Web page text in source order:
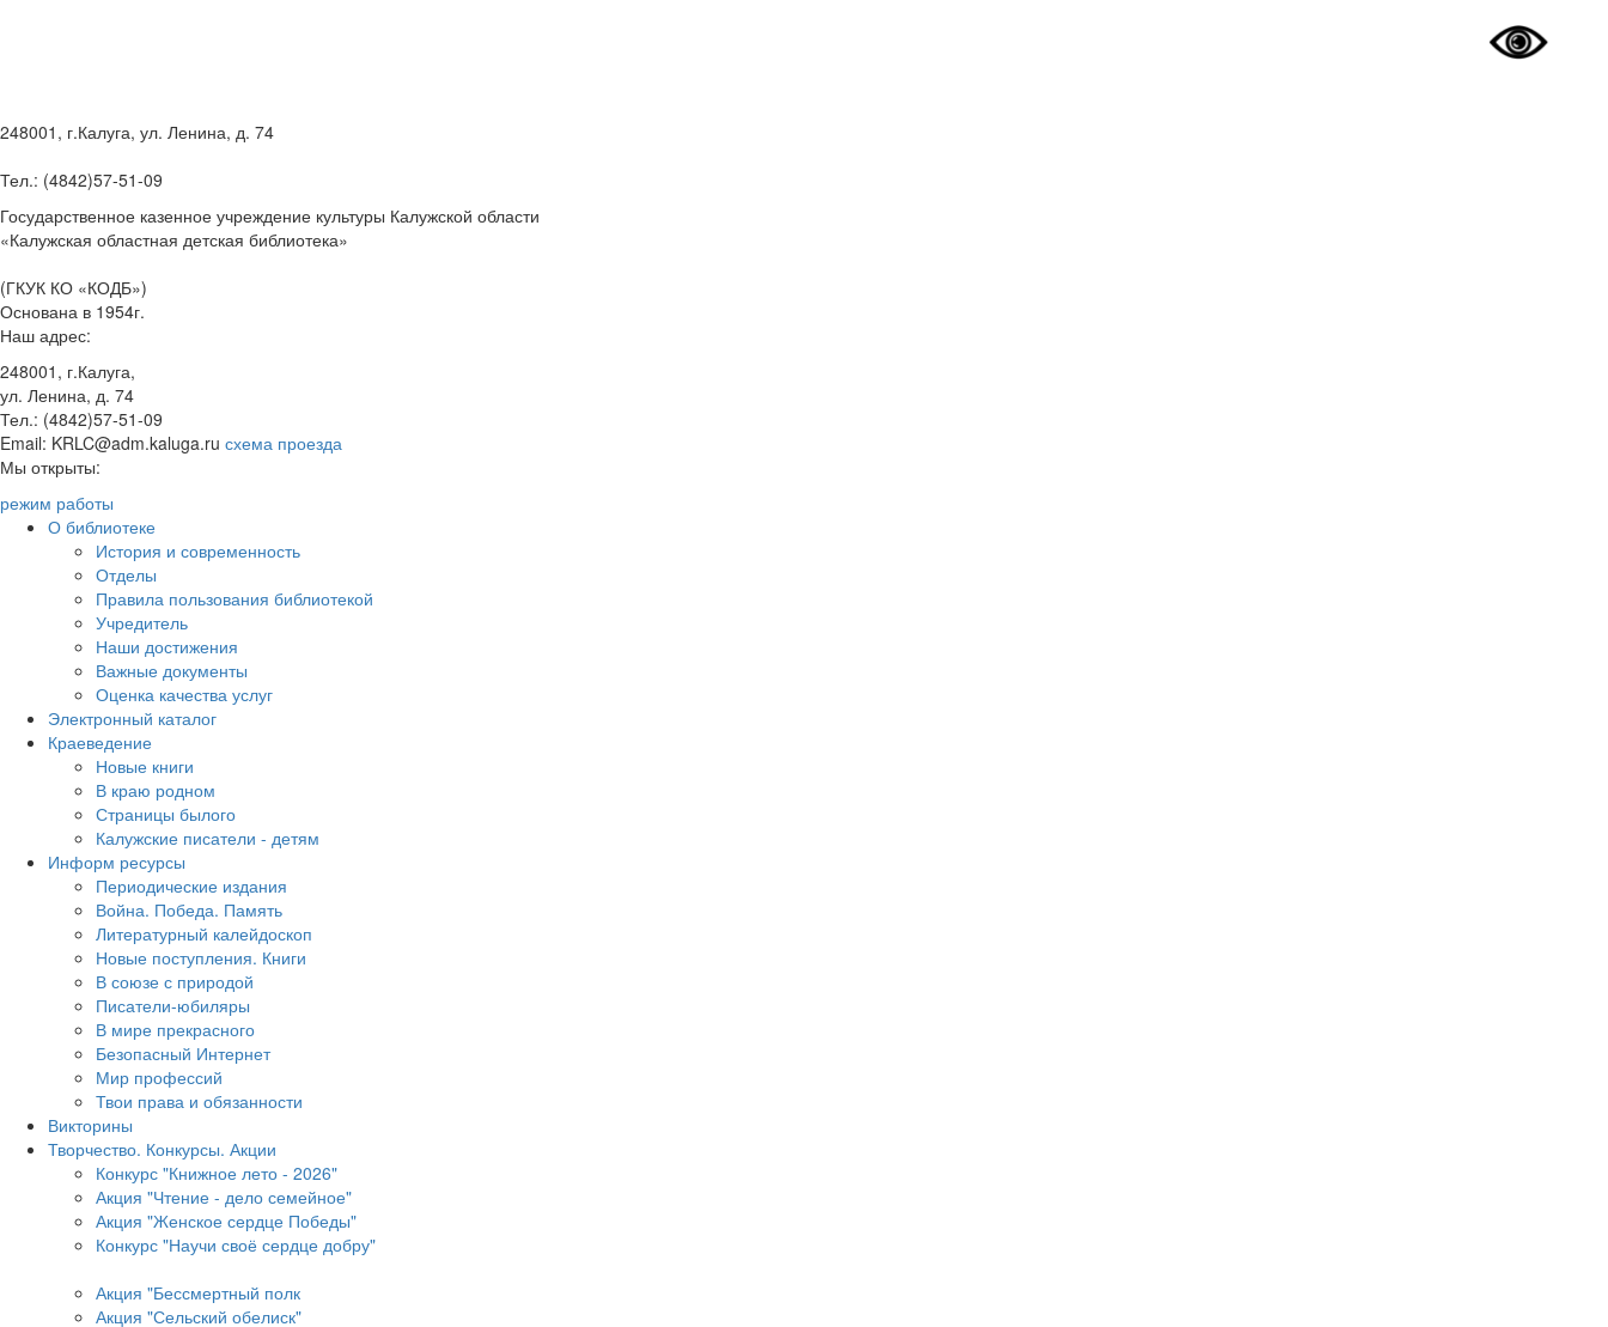
248001, г.Калуга, ул. Ленина, д. 74
Тел.: (4842)57-51-09
Государственное казенное учреждение культуры Калужской области
«Калужская областная детская библиотека»
(ГКУК КО «КОДБ»)
Основана в 1954г.
Наш адрес:
248001, г.Калуга,
ул. Ленина, д. 74
Тел.: (4842)57-51-09
Email: KRLC@adm.kaluga.ru схема проезда
Мы открыты:
режим работы
О библиотеке
История и современность
Отделы
Правила пользования библиотекой
Учредитель
Наши достижения
Важные документы
Оценка качества услуг
Электронный каталог
Краеведение
Новые книги
В краю родном
Страницы былого
Калужские писатели - детям
Информ ресурсы
Периодические издания
Война. Победа. Память
Литературный калейдоскоп
Новые поступления. Книги
В союзе с природой
Писатели-юбиляры
В мире прекрасного
Безопасный Интернет
Мир профессий
Твои права и обязанности
Викторины
Творчество. Конкурсы. Акции
Конкурс "Книжное лето - 2026"
Акция "Чтение - дело семейное"
Акция "Женское сердце Победы"
Конкурс "Научи своё сердце добру"
Акция "Бессмертный полк
Акция "Сельский обелиск"